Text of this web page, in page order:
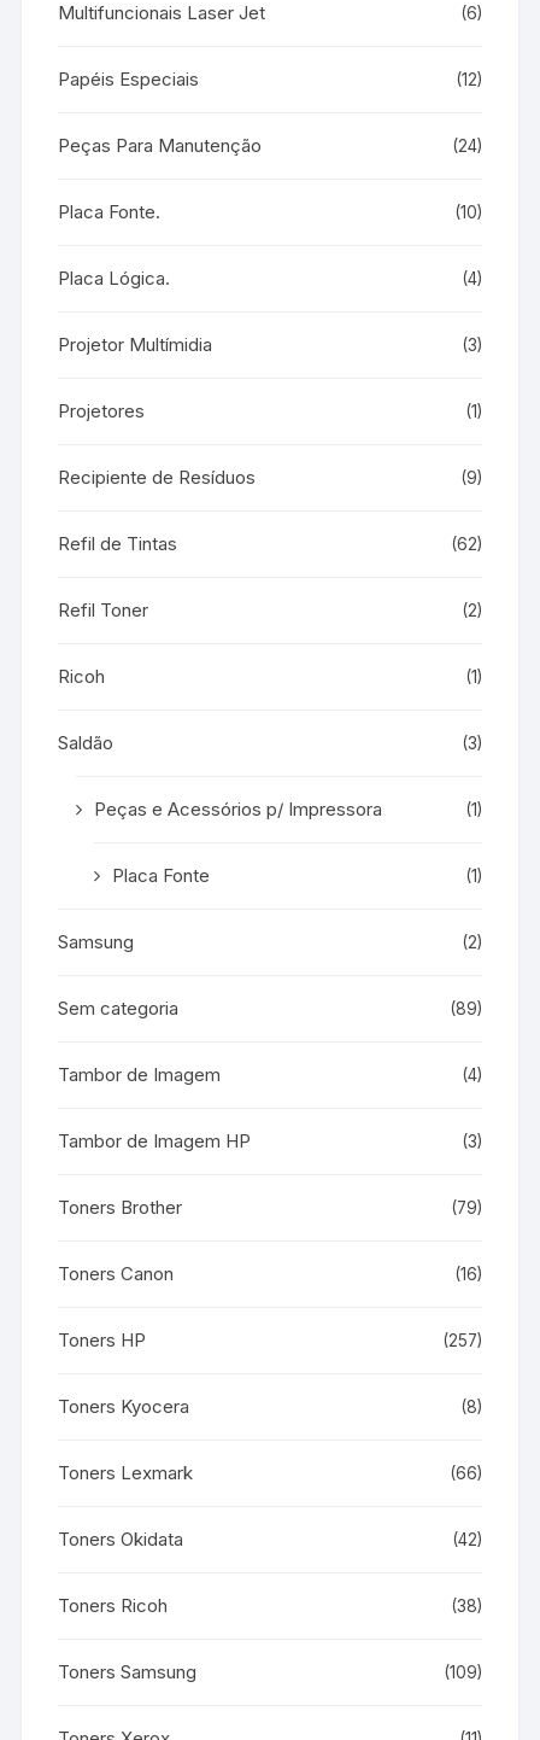
Multifuncionais Laser Jet (6)
Papéis Especiais (12)
Peças Para Manutenção (24)
Placa Fonte. (10)
Placa Lógica. (4)
Projetor Multímidia (3)
Projetores (1)
Recipiente de Resíduos (9)
Refil de Tintas (62)
Refil Toner (2)
Ricoh (1)
Saldão (3)
Peças e Acessórios p/ Impressora (1)
Placa Fonte (1)
Samsung (2)
Sem categoria (89)
Tambor de Imagem (4)
Tambor de Imagem HP (3)
Toners Brother (79)
Toners Canon (16)
Toners HP (257)
Toners Kyocera (8)
Toners Lexmark (66)
Toners Okidata (42)
Toners Ricoh (38)
Toners Samsung (109)